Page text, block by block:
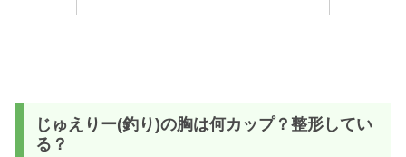
じゅえりー(釣り)の胸は何カップ？整形してい
る？